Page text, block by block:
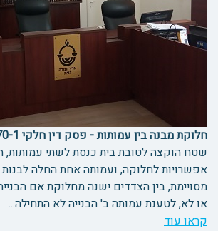
חלוקת מבנה בין עמותות - פסק דין חלקי 79070-1
שטח הוקצה לטובת בית כנסת לשתי עמותות,
אפשרויות לחלוקה, ועמותה אחת החלה
מסויימת, בין הצדדים ישנה מחלוקת אם
או לא, לטענת עמותה ב' הבנייה לא התחילה...
קראו עוד